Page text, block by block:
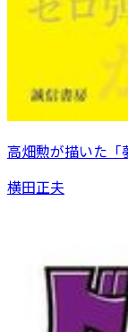
高畑勲が描いた「
横田正夫